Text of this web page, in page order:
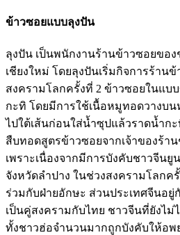
ข้าวซอยแบบลุงปัน
ลุงปัน เป็นพนักงานร้านข้าวซอยขอ
เชียงใหม่ โดยลุงปันเริ่มกิจการร้านข้
สงครามโลกครั้งที่ 2 ข้าวซอยในแบ
กะทิ โดยมีการใช้เนื้อหมูทอดวางบ
ไปใต้เส้นก่อนใส่น้ำซุปแล้วราดน้ำก
สืบทอดสูตรข้าวซอยจากเจ้าของร้า
เพราะเนื่องจากมีการบังคับชาวจีน
จังหวัดลำปาง ในช่วงสงครามโลกค
ร่วมกับฝ่ายอักษะ ส่วนประเทศจีนอ
เป็นคู่สงครามกับไทย ชาวจีนที่ยังไม่
ทั้งชาวฮ่อจำนวนมากถูกบังคับให้อพ